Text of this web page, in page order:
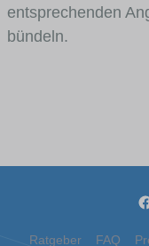
entsprechenden
bündeln.
Ratgeber FAQ